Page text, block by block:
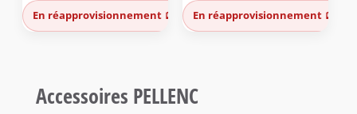
initial
était :
26,40 €.
actuel
est :
25,50 €.
En réapprovisionnement 🪫
initial
était :
150,00 €.
actuel
est :
126,50 €.
En réapprovisionnement 🪫
Accessoires PELLENC